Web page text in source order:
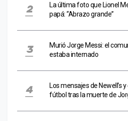
La última foto que Lionel
papá: “Abrazo grande”
Murió Jorge Messi: el
estaba internado
Los mensajes de Newell’s
fútbol tras la muerte de